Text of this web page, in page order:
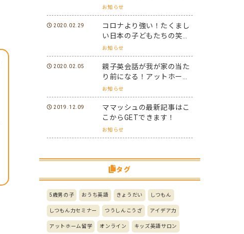
た。
お知らせ
2020.02.29
コロナより強い！たくまし
い日本の子どもたちの笑顔
と元気を世界に届けよう！
お知らせ
2020.02.05
親子英会話が我が家の当た
り前になる！アットホーム
留学パフォーマーになろ
う！
お知らせ
2019.12.09
ママッシュの最新記事はこ
こからGETできます！
お知らせ
タグ
5歳男の子 おうち英語 きょうだい しつもん
しつもん力セミナー つうしんこうざ アイデア力
アットホーム留学 オンライン キッズ英語サロン